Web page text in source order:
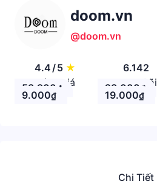
doom.vn
@doom.vn
4.4/5 ★
Đánh giá
6.142
Theo Dõi
53.900 ₫ 28.000 ₫
9.000₫ 19.000₫
Chi Tiết